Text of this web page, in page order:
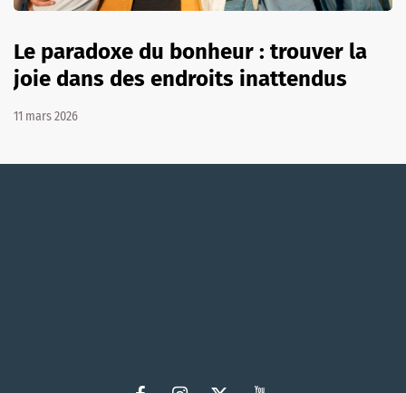
Le paradoxe du bonheur : trouver la
joie dans des endroits inattendus
11 mars 2026